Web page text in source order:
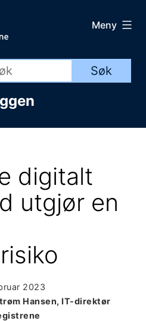
Meny
digitalt
utgjør en
2023
Hansen, IT-direktør